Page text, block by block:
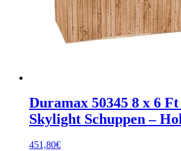
Duramax 50345 8 x 6
Skylight Schuppen –
451,80€